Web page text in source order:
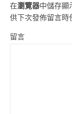
在瀏覽器中儲存顯
供下次發佈留言時
留言